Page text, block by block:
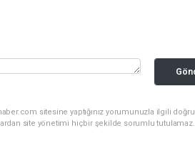
sitesine yaptığınız yorumunuzla ilgili
site yönetimi hiçbir şekilde sorumlu tutulamaz.